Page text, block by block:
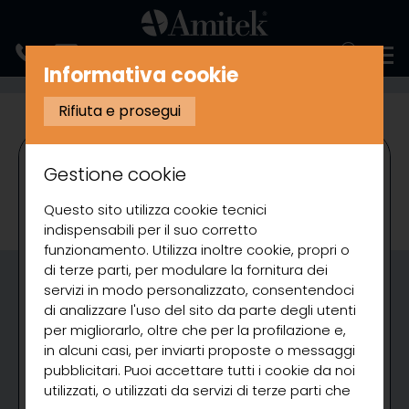
REFRIGERAZIONE SALADETTE SALADETTE REFRIGERATE
Informativa cookie
Rifiuta e prosegui
Gestione cookie
Questo sito utilizza cookie tecnici
indispensabili per il suo corretto
funzionamento. Utilizza inoltre cookie, propri o
di terze parti, per modulare la fornitura dei
servizi in modo personalizzato, consentendoci
di analizzare l'uso del sito da parte degli utenti
per migliorarlo, oltre che per la profilazione e,
in alcuni casi, per inviarti proposte o messaggi
pubblicitari. Puoi accettare tutti i cookie da noi
utilizzati, o utilizzati da servizi di terze parti che